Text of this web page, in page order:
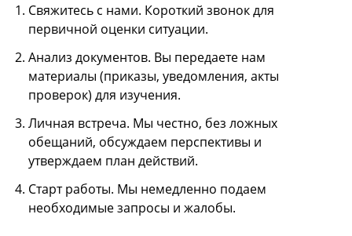
Свяжитесь с нами. Короткий звонок для
первичной оценки ситуации.
Анализ документов. Вы передаете нам
материалы (приказы, уведомления, акты
проверок) для изучения.
Личная встреча. Мы честно, без ложных
обещаний, обсуждаем перспективы и
утверждаем план действий.
Старт работы. Мы немедленно подаем
необходимые запросы и жалобы.